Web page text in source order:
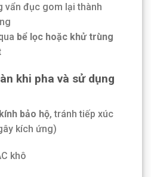
vẩn đục gom lại thành
bể lọc hoặc khử trùng
khi pha và sử dụng
bảo hộ, tránh tiếp xúc
kích ứng)
khô